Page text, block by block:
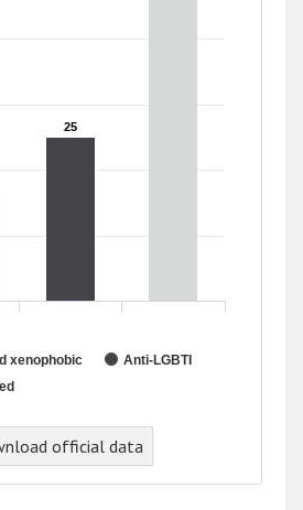
25
25
xenophobic
Anti-LGBTI
official data